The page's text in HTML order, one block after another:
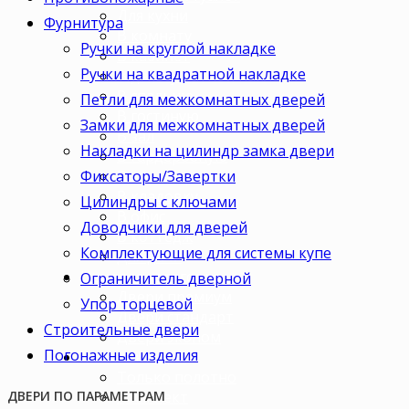
Для кухни
В комнату
В кабинет
В детскую
В спальню
В зал
В гардеробную
В коридор
В кладовку
В офис
В коттедж
Для дачи
Ценовая категория
Двери премиум
Двери стандарт
Двери эконом
Комплектация
Комплект
Фурнитура
Ручки на круглой накладке
Ручки на квадратной накладке
Петли для межкомнатных дверей
Замки для межкомнатных дверей
Накладки на цилиндр замка двери
Фиксаторы/Завертки
Цилиндры с ключами
Доводчики для дверей
Комплектующие для системы купе
Ограничитель дверной
Упор торцевой
Строительные двери
Погонажные изделия
ДВЕРИ ПО ПАРАМЕТРАМ